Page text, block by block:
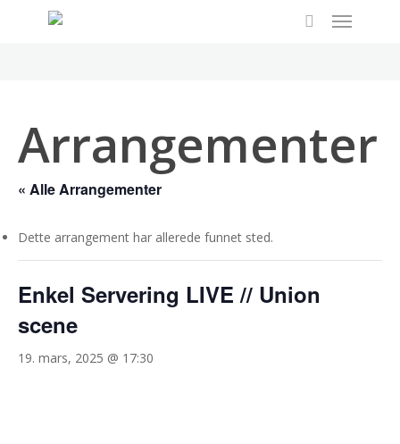
Menu
Arrangementer
« Alle Arrangementer
Dette arrangement har allerede funnet sted.
Enkel Servering LIVE // Union
scene
19. mars, 2025 @ 17:30